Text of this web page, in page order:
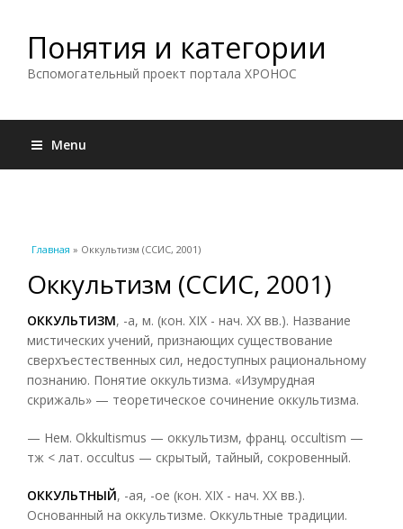
Понятия и категории
Вспомогательный проект портала ХРОНОС
Menu
Вы здесь
Главная » Оккультизм (ССИС, 2001)
Оккультизм (ССИС, 2001)
ОККУЛЬТИЗМ, -а, м. (кон. XIX - нач. XX вв.). Название
мистических учений, признающих существование
сверхъестественных сил, недоступных рациональному
познанию. Понятие оккультизма. «Изумрудная
скрижаль» — теоретическое сочинение оккультизма.
— Нем. Okkultismus — оккультизм, франц. occultism —
тж < лат. occultus — скрытый, тайный, сокровенный.
ОККУЛЬТНЫЙ, -ая, -ое (кон. XIX - нач. XX вв.).
Основанный на оккультизме. Оккультные традиции.